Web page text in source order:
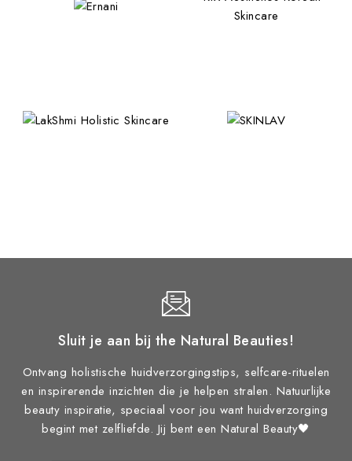
Sluit je aan bij the Natural Beauties!
Ontvang holistische huidverzorgingstips, selfcare-rituelen
en inspirerende inzichten die je helpen stralen. Natuurlijke
beauty inspiratie, speciaal voor jou want huidverzorging
begint met zelfliefde. Jij bent een Natural Beauty🖤